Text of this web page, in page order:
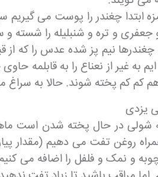
ابتدا چغندر را پوست می
و تره و شنبلیله را شسته و
نیم پز شده عدس را که
به غیر از نعناع را به
کم کم پخته شوند. حالا به سراغ
یزدی
شولی در حال پخته شدن است
و نمک و فلفل را اضافه